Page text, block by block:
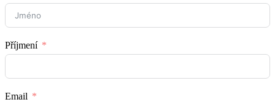
Příjmení
Email